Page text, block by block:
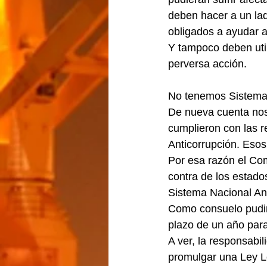
deben hacer a un
obligados a
Y tampoco deben
perversa acción.
No tenemos
De nueva cuenta
cumplieron con las
Anticorrupción.
Por esa razón el
contra de los
Sistema Nacional
Como consuelo
plazo de un año
A ver, la
promulgar una Ley